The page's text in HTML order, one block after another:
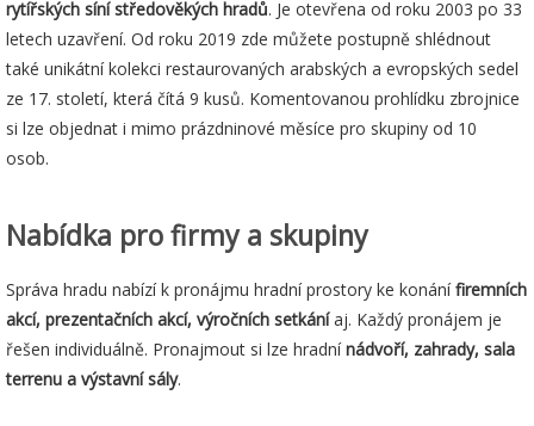
rytířských síní středověkých hradů. Je otevřena od roku 2003 po 33
letech uzavření. Od roku 2019 zde můžete postupně shlédnout
také unikátní kolekci restaurovaných arabských a evropských sedel
ze 17. století, která čítá 9 kusů. Komentovanou prohlídku zbrojnice
si lze objednat i mimo prázdninové měsíce pro skupiny od 10
osob.
Nabídka pro firmy a skupiny
Správa hradu nabízí k pronájmu hradní prostory ke konánífiremních
akcí, prezentačních akcí, výročních setkáníaj. Každý pronájem je
řešen individuálně. Pronajmout si lze hradnínádvoří, zahrady, sala
terrenu a výstavní sály.